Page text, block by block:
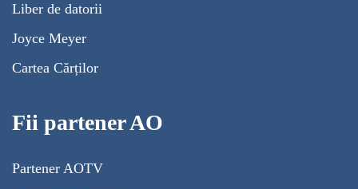
Liber de datorii
Joyce Meyer
Cartea Cărților
Fii partener AO
Partener AOTV